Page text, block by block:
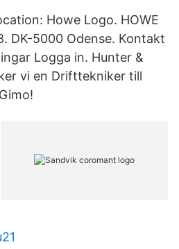
Howe Logo. HOWE
DK-5000 Odense. Kontakt
Logga in. Hunter &
vi en Drifttekniker till